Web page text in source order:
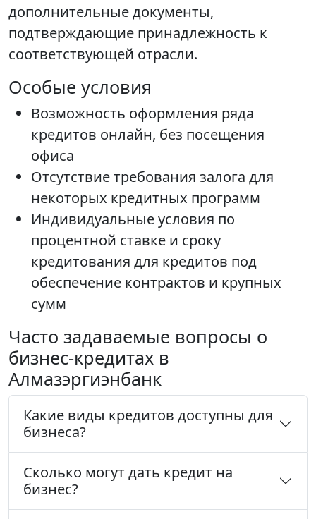
дополнительные документы,
подтверждающие принадлежность к
соответствующей отрасли.
Особые условия
Возможность оформления ряда
кредитов онлайн, без посещения
офиса
Отсутствие требования залога для
некоторых кредитных программ
Индивидуальные условия по
процентной ставке и сроку
кредитования для кредитов под
обеспечение контрактов и крупных
сумм
Часто задаваемые вопросы о
бизнес-кредитах в
Алмазэргиэнбанк
Какие виды кредитов доступны для
бизнеса?
Сколько могут дать кредит на
бизнес?